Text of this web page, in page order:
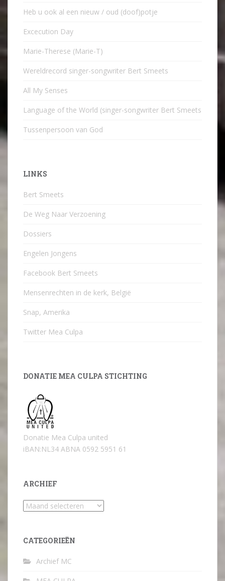
Heb u ook al een nieuw / oud (doof)potje
Excecution Day
Marie-Therese (Marie-T)
Wereldrecord singer-songwriter Bert Smeets
All My Senses
Language of the World (singer-songwriter Bert Smeets
Tussenpersoon van God
LINKS
Bert Smeets
De Weg Naar Verzoening
Dossiers
Engelen Jongens
Facebook Bert Smeets
Mensenrechten in de kerk, België
Snap, Amerika
Twitter Mea Culpa
DONATIE MEA CULPA STICHTING
Donatie Mea Culpa united
iBAN:NL34 ABNA 0592 5951 61
ARCHIEF
Archief
CATEGORIEËN
Archief MC